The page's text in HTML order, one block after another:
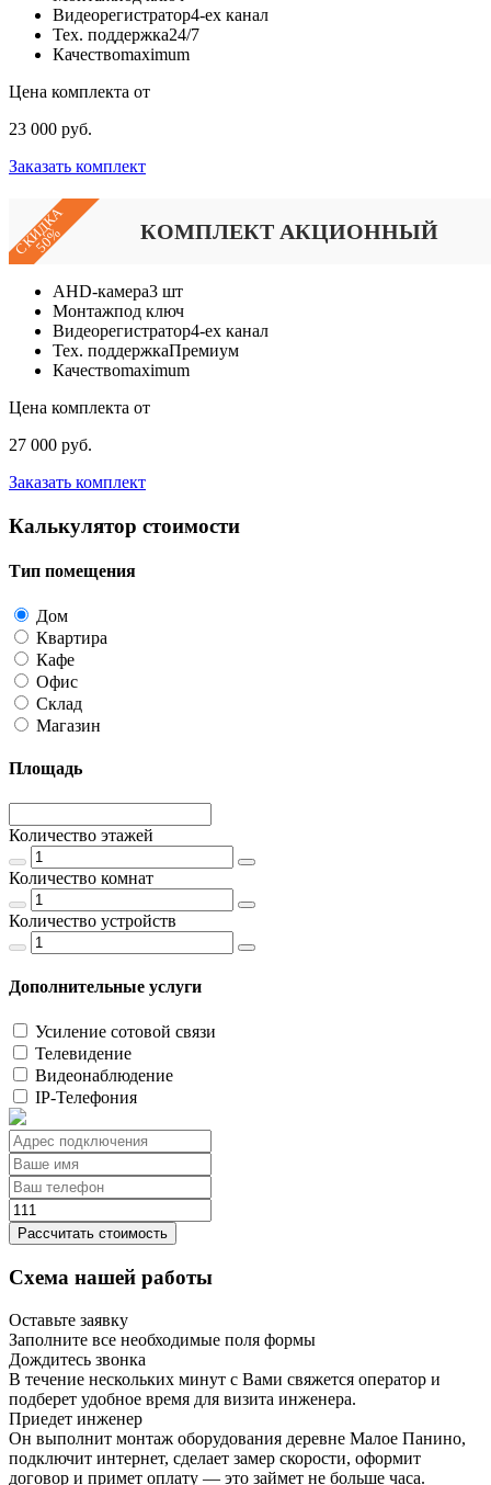
Видеорегистратор4-ех канал
Тех. поддержка24/7
Качествоmaximum
Цена комплекта от
23 000 руб.
Заказать комплект
СКИДКА
50% КОМПЛЕКТ АКЦИОННЫЙ
AHD-камера3 шт
Монтажпод ключ
Видеорегистратор4-ех канал
Тех. поддержкаПремиум
Качествоmaximum
Цена комплекта от
27 000 руб.
Заказать комплект
Калькулятор стоимости
Тип помещения
Дом
Квартира
Кафе
Офис
Склад
Магазин
Площадь
Количество этажей
Количество комнат
Количество устройств
Дополнительные услуги
Усиление сотовой связи
Телевидение
Видеонаблюдение
IP-Телефония
Рассчитать стоимость
Схема нашей работы
Оставьте заявку
Заполните все необходимые поля формы
Дождитесь звонка
В течение нескольких минут с Вами свяжется оператор и
подберет удобное время для визита инженера.
Приедет инженер
Он выполнит монтаж оборудования деревне Малое Панино,
подключит интернет, сделает замер скорости, оформит
договор и примет оплату — это займет не больше часа.